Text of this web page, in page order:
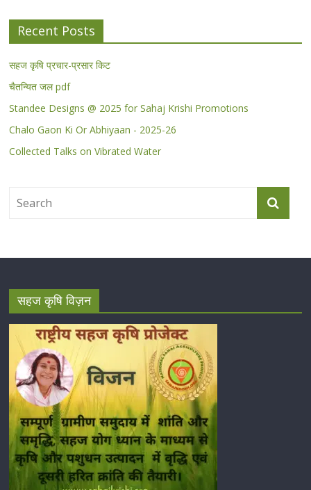
Recent Posts
सहज कृषि प्रचार-प्रसार किट
चैतन्यित जल pdf
Standee Designs @ 2025 for Sahaj Krishi Promotions
Chalo Gaon Ki Or Abhiyaan - 2025-26
Collected Talks on Vibrated Water
सहज कृषि विज़न